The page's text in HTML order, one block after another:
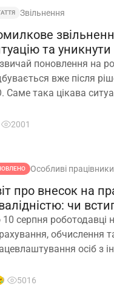
Звільнення
та
поновлення на
вже після
Саме така цікава
наказ про
2001
Особливі працівники
про внесок на
чи
серпня роботодавці
обчислення
осіб з
Про це – далі
9 5016